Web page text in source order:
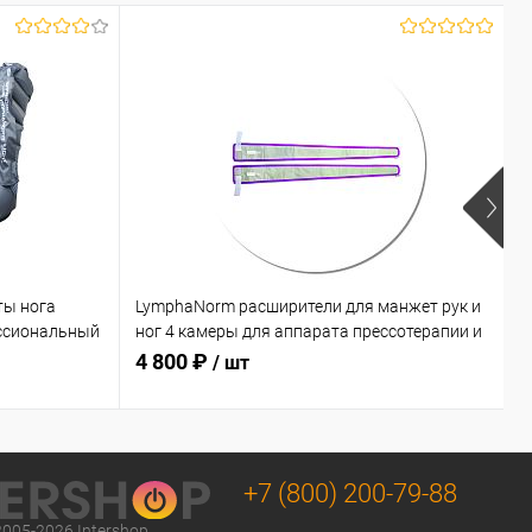
нога
LymphaNorm расширители для манжет рук и
ног 4 камеры для аппарата прессотерапии и
лимфодренажа
4 800 ₽ / шт
+7 (800) 200-79-88